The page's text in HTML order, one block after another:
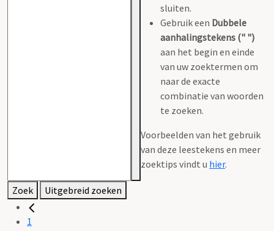
sluiten.
Gebruik een Dubbele
aanhalingstekens (" ")
aan het begin en einde
van uw zoektermen om
naar de exacte
combinatie van woorden
te zoeken.
Voorbeelden van het gebruik
van deze leestekens en meer
zoektips vindt u hier.
Zoek Uitgebreid zoeken
1